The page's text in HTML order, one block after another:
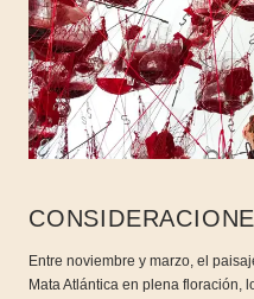
Entre noviembre y marzo, el
Mata Atlántica en plena floración,